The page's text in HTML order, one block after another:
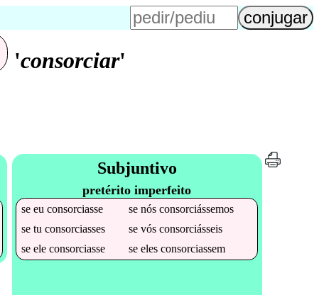
'consorciar'
Subjuntivo
pretérito imperfeito
seeuconsorciasse senósconsorciássemos
setuconsorciasses sevósconsorciásseis
seeleconsorciasse seelesconsorciassem